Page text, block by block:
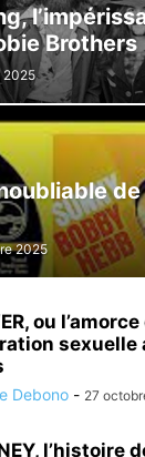
Brothers
2025
2025
ou l’amorce
sexuelle
Debono - 27
l’histoire